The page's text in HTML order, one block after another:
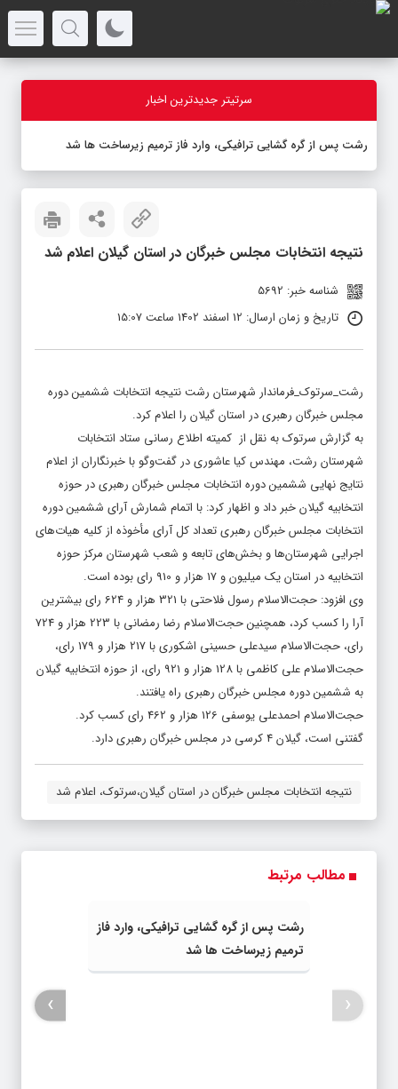
سرتیتر جدیدترین اخبار
رشت پس از گره گشایی ترافیکی، وارد فاز ترمیم زیرساخت ها شد
نتیجه انتخابات مجلس خبرگان در استان گیلان اعلام شد
شناسه خبر: 5692
تاریخ و زمان ارسال: 12 اسفند 1402 ساعت 15:07
رشت_سرتوک_فرماندار شهرستان رشت نتیجه انتخابات ششمین دوره
مجلس خبرگان رهبری در استان گیلان را اعلام کرد.
به گزارش سرتوک به نقل از کمیته اطلاع رسانی ستاد انتخابات
شهرستان رشت، مهندس کیا عاشوری در گفت‌وگو با خبرنگاران از اعلام
نتایج نهایی ششمین دوره انتخابات مجلس خبرگان رهبری در حوزه
انتخابیه گیلان خبر داد و اظهار کرد: با اتمام شمارش آرای ششمین دوره
انتخابات مجلس خبرگان رهبری تعداد کل آرای مأخوذه از کلیه هیات‌های
اجرایی شهرستان‌ها و بخش‌های تابعه و شعب شهرستان مرکز حوزه
انتخابیه در استان یک میلیون و 17 هزار و 910 رای بوده است.
وی افزود: حجت‌الاسلام رسول فلاحتی با 321 هزار و 624 رای بیشترین
آرا را کسب کرد، همچنین حجت‌الاسلام رضا رمضانی با 223 هزار و 724
رای، حجت‌الاسلام سیدعلی حسینی اشکوری با 217 هزار و 179 رای،
حجت‌الاسلام علی کاظمی با 128 هزار و 921 رای، از حوزه انتخابیه گیلان
به ششمین دوره مجلس خبرگان رهبری راه یافتند.
حجت‌‌الاسلام احمدعلی یوسفی 126 هزار و 462 رای کسب کرد.
گفتنی است، گیلان 4 کرسی در مجلس خبرگان رهبری دارد.
نتیجه انتخابات مجلس خبرگان در استان گیلان،سرتوک، اعلام شد
مطالب مرتبط
رشت پس از گره گشایی ترافیکی، وارد فاز
ترمیم زیرساخت ها شد
‹
›